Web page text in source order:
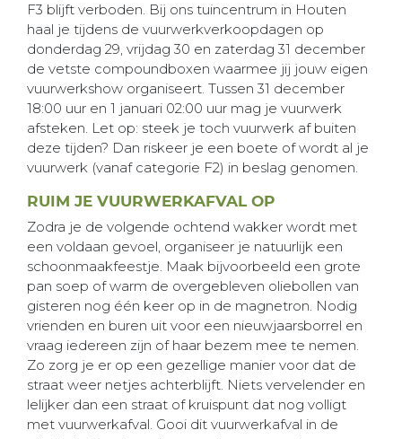
F3 blijft verboden. Bij ons tuincentrum in Houten
haal je tijdens de vuurwerkverkoopdagen op
donderdag 29, vrijdag 30 en zaterdag 31 december
de vetste compoundboxen waarmee jij jouw eigen
vuurwerkshow organiseert. Tussen 31 december
18:00 uur en 1 januari 02:00 uur mag je vuurwerk
afsteken. Let op: steek je toch vuurwerk af buiten
deze tijden? Dan riskeer je een boete of wordt al je
vuurwerk (vanaf categorie F2) in beslag genomen.
RUIM JE VUURWERKAFVAL OP
Zodra je de volgende ochtend wakker wordt met
een voldaan gevoel, organiseer je natuurlijk een
schoonmaakfeestje. Maak bijvoorbeeld een grote
pan soep of warm de overgebleven oliebollen van
gisteren nog één keer op in de magnetron. Nodig
vrienden en buren uit voor een nieuwjaarsborrel en
vraag iedereen zijn of haar bezem mee te nemen.
Zo zorg je er op een gezellige manier voor dat de
straat weer netjes achterblijft. Niets vervelender en
lelijker dan een straat of kruispunt dat nog volligt
met vuurwerkafval. Gooi dit vuurwerkafval in de